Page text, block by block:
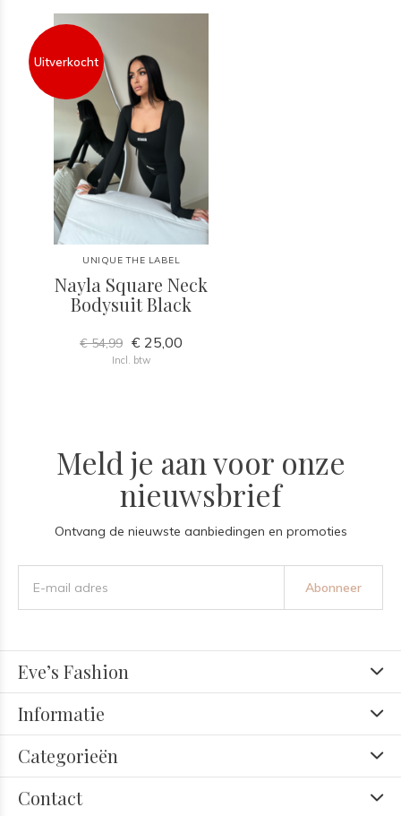
Uitverkocht
UNIQUE THE LABEL
Nayla Square Neck
Bodysuit Black
€ 54,99 € 25,00
Incl. btw
Meld je aan voor onze
nieuwsbrief
Ontvang de nieuwste aanbiedingen en promoties
Abonneer
Eve’s Fashion
Informatie
Categorieën
Contact